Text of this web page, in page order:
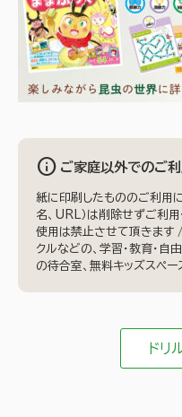
info ご家庭以外でのご
紙に印刷したもののご利用
名、URL）は削除せずご利
使用は禁止させて頂きます /
クルなどの、学習・教育・自
の待合室、無料キッズスペ
ドリ